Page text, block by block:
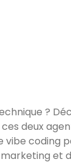
?
deux
vibe coding
et